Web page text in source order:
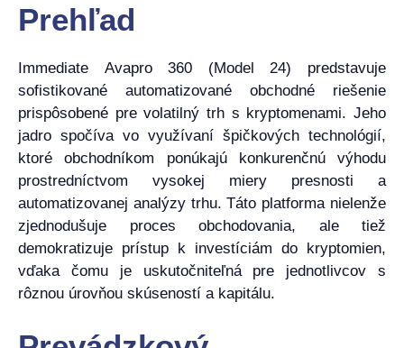
Prehľad
Immediate Avapro 360 (Model 24) predstavuje
sofistikované automatizované obchodné riešenie
prispôsobené pre volatilný trh s kryptomenami. Jeho
jadro spočíva vo využívaní špičkových technológií,
ktoré obchodníkom ponúkajú konkurenčnú výhodu
prostredníctvom vysokej miery presnosti a
automatizovanej analýzy trhu. Táto platforma nielenže
zjednodušuje proces obchodovania, ale tiež
demokratizuje prístup k investíciám do kryptomien,
vďaka čomu je uskutočniteľná pre jednotlivcov s
rôznou úrovňou skúseností a kapitálu.